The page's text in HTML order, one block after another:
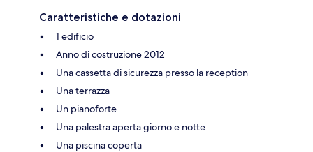
Caratteristiche e dotazioni
1 edificio
Anno di costruzione 2012
Una cassetta di sicurezza presso la reception
Una terrazza
Un pianoforte
Una palestra aperta giorno e notte
Una piscina coperta